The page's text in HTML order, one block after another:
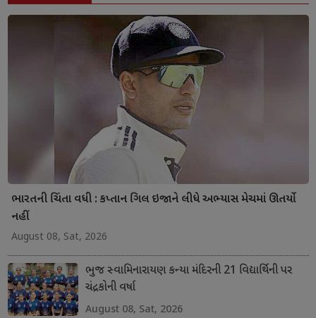
ભારતની ચિંતા વધી : કપ્તાન ગિલ ઇજાને લીધે અભ્યાસ મેચમાં ઊતર્યો
નહીં
August 08, Sat, 2026
ભુજ સ્વામિનારાયણ કન્યા મંદિરની 21 વિદ્યાર્થિની પર
ચંદ્રકોની વર્ષા
August 08, Sat, 2026